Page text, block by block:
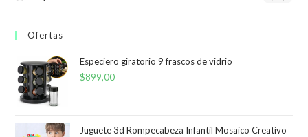
Ofertas
Especiero giratorio 9 frascos de vidrio
$899,00
Juguete 3d Rompecabeza Infantil Mosaico Creativo